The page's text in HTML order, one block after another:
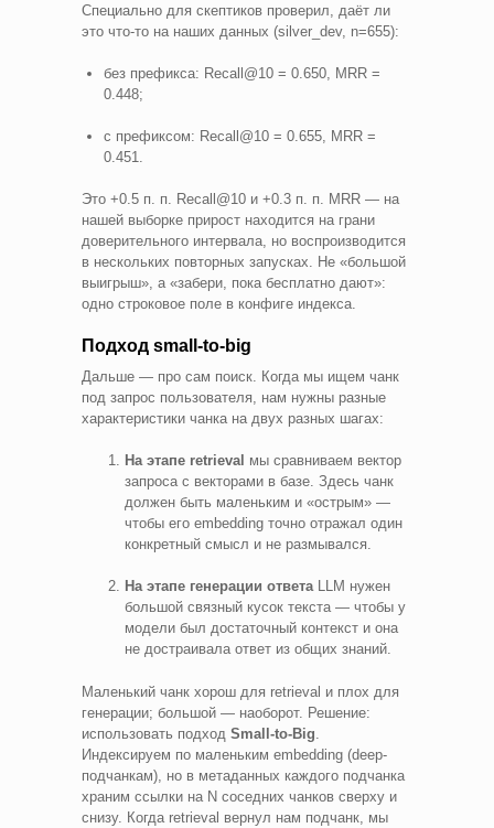
Специально для скептиков проверил, даёт ли
это что-то на наших данных (silver_dev, n=655):
без префикса: Recall@10 = 0.650, MRR =
0.448;
с префиксом: Recall@10 = 0.655, MRR =
0.451.
Это +0.5 п. п. Recall@10 и +0.3 п. п. MRR — на
нашей выборке прирост находится на грани
доверительного интервала, но воспроизводится
в нескольких повторных запусках. Не «большой
выигрыш», а «забери, пока бесплатно дают»:
одно строковое поле в конфиге индекса.
Подход small-to-big
Дальше — про сам поиск. Когда мы ищем чанк
под запрос пользователя, нам нужны разные
характеристики чанка на двух разных шагах:
На этапе retrieval мы сравниваем вектор
запроса с векторами в базе. Здесь чанк
должен быть маленьким и «острым» —
чтобы его embedding точно отражал один
конкретный смысл и не размывался.
На этапе генерации ответаLLM нужен
большой связный кусок текста — чтобы у
модели был достаточный контекст и она
не достраивала ответ из общих знаний.
Маленький чанк хорош для retrieval и плох для
генерации; большой — наоборот. Решение:
использовать подход Small-to-Big
Индексируем по маленьким embedding (deep-
подчанкам), но в метаданных каждого подчанка
храним ссылки на N соседних чанков сверху и
снизу. Когда retrieval вернул нам подчанк, мы